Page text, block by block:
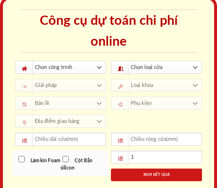
Công cụ dự toán chi phí
online
Làm kín Foam
Cột Bắn
silicon
XEM KẾT QUẢ